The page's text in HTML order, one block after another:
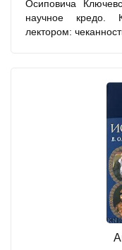
Осиповича
научное кредо.
лектором: